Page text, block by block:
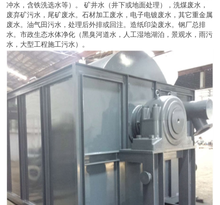
冲水，含铁洗选水等）。 矿井水（井下或地面处理），洗煤废水，
废弃矿污水，尾矿废水。石材加工废水，电子电镀废水，其它重金属
废水。油气田污水，处理后外排或回注。造纸印染废水。钢厂总排
水。市政生态水体净化（黑臭河道水，人工湿地湖泊，景观水，雨污
水，大型工程施工污水）。